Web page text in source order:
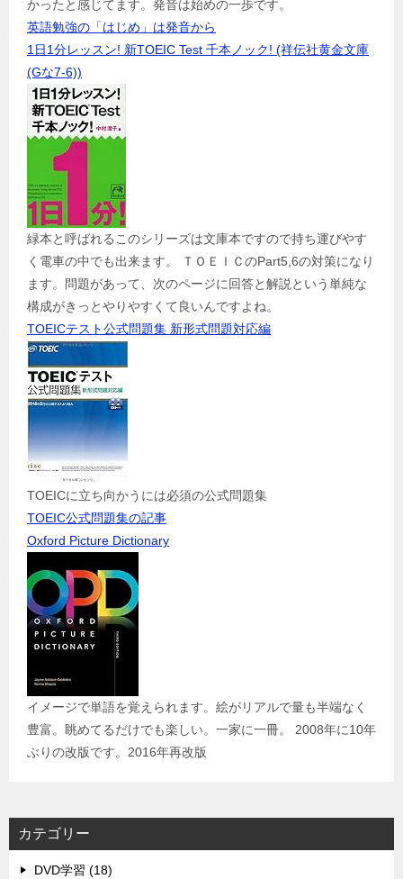
かったと感じてます。発音は始めの一歩です。
英語勉強の「はじめ」は発音から
1日1分レッスン! 新TOEIC Test 千本ノック! (祥伝社黄金文庫
(Gな7-6))
緑本と呼ばれるこのシリーズは文庫本ですので持ち運びやす
く電車の中でも出来ます。 ＴＯＥＩＣのPart5,6の対策になり
ます。問題があって、次のページに回答と解説という単純な
構成がきっとやりやすくて良いんですよね。
TOEICテスト公式問題集 新形式問題対応編
TOEICに立ち向かうには必須の公式問題集
TOEIC公式問題集の記事
Oxford Picture Dictionary
イメージで単語を覚えられます。絵がリアルで量も半端なく
豊富。眺めてるだけでも楽しい。一家に一冊。 2008年に10年
ぶりの改版です。2016年再改版
カテゴリー
DVD学習 (18)